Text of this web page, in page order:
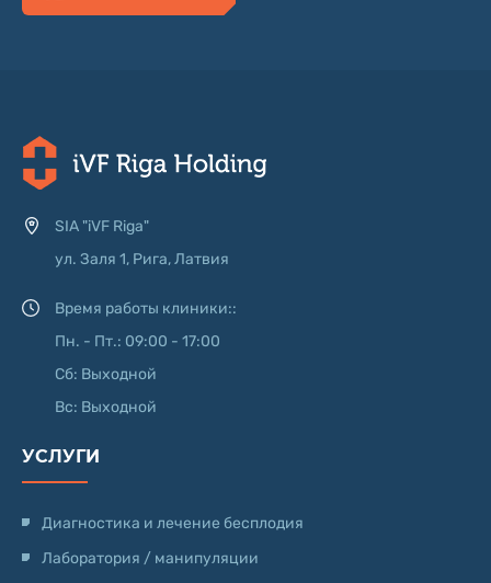
SIA "iVF Riga"
ул. Заля 1, Рига, Латвия
Время работы клиники::
Пн. - Пт.: 09:00 - 17:00
Сб: Выходной
Вс: Выходной
УСЛУГИ
Диагностика и лечение бесплодия
Лаборатория / манипуляции